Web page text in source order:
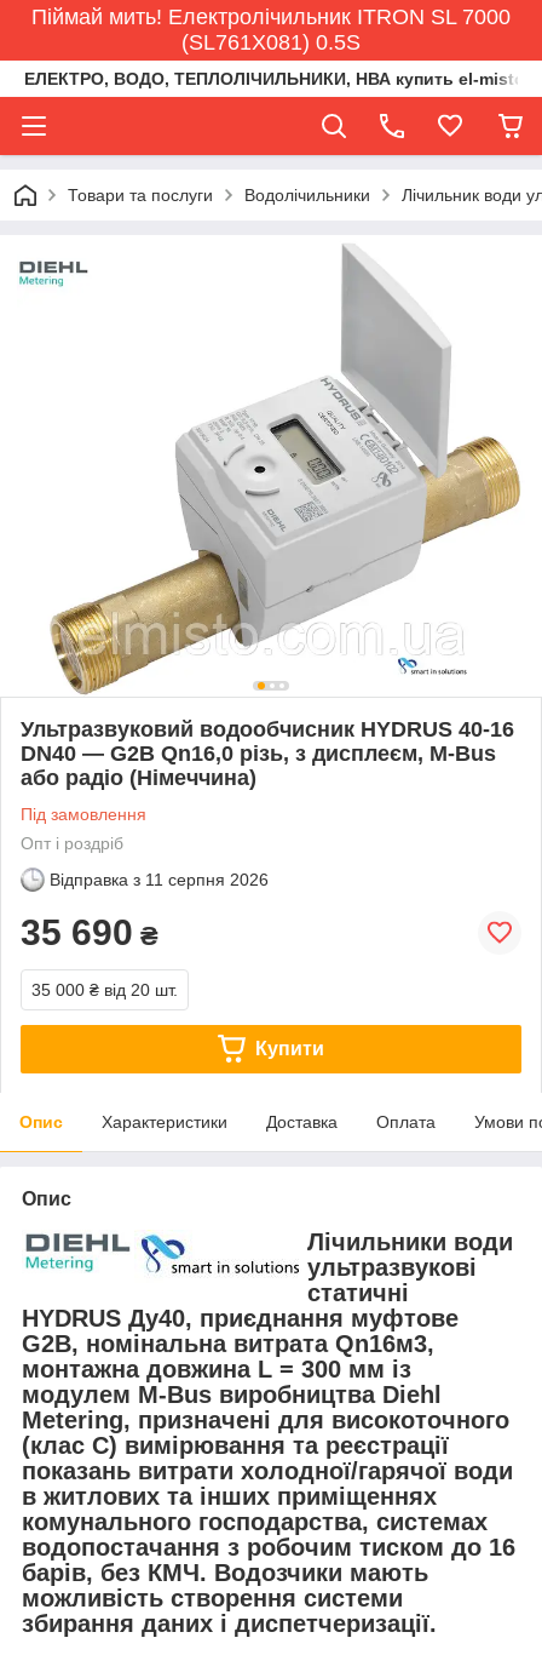
Піймай мить! Електролічильник ITRON SL 7000
(SL761X081) 0.5S
ЕЛЕКТРО, ВОДО, ТЕПЛОЛІЧИЛЬНИКИ, НВА купить el-
Товари та послуги Водолічильники Лічильник води
Ультразвуковий водообчисник HYDRUS 40-16
DN40 — G2B Qn16,0 різь, з дисплеєм, M-Bus
або радіо (Німеччина)
Під замовлення
Опт і роздріб
Відправка з 11 серпня 2026
35 690 ₴
35 000 ₴ від 20 шт.
Купити
Опис Характеристики Доставка Оплата Умови
Опис
Лічильники води
ультразвукові
статичні
HYDRUS Ду40, приєднання муфтове
G2B, номінальна витрата Qn16м3,
монтажна довжина L = 300 мм із
модулем M-Bus виробництва Diehl
Metering, призначені для високоточного
(клас C) вимірювання та реєстрації
показань витрати холодної/гарячої води
в житлових та інших приміщеннях
комунального господарства, системах
водопостачання з робочим тиском до 16
барів, без КМЧ. Водозчики мають
можливість створення системи
збирання даних і диспетчеризації.